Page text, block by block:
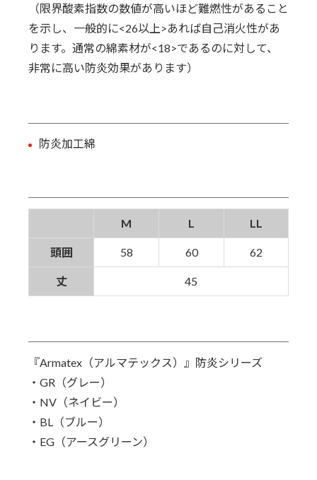
（限界酸素指数の数値が高いほど難燃性があること
を示し、一般的に<26以上>あれば自己消火性があ
ります。通常の綿素材が<18>であるのに対して、
非常に高い防炎効果があります）
防炎加工綿
M L LL
頭囲 58 60 62
丈 45
『Armatex（アルマテックス）』防炎シリーズ
・GR（グレー）
・NV（ネイビー）
・BL（ブルー）
・EG（アースグリーン）